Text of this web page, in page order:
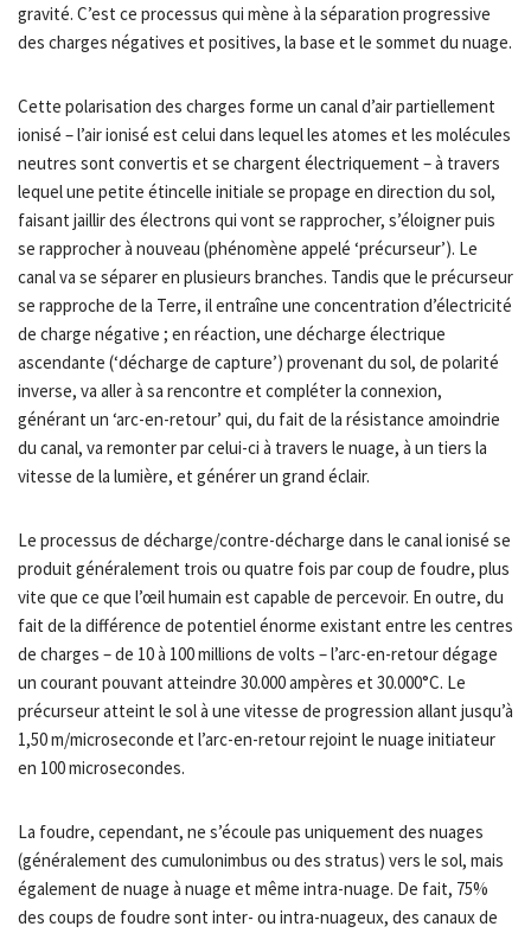
gravité. C’est ce processus qui mène à la séparation progressive
des charges négatives et positives, la base et le sommet du nuage.
Cette polarisation des charges forme un canal d’air partiellement
ionisé – l’air ionisé est celui dans lequel les atomes et les molécules
neutres sont convertis et se chargent électriquement – à travers
lequel une petite étincelle initiale se propage en direction du sol,
faisant jaillir des électrons qui vont se rapprocher, s’éloigner puis
se rapprocher à nouveau (phénomène appelé ‘précurseur’). Le
canal va se séparer en plusieurs branches. Tandis que le précurseur
se rapproche de la Terre, il entraîne une concentration d’électricité
de charge négative ; en réaction, une décharge électrique
ascendante (‘décharge de capture’) provenant du sol, de polarité
inverse, va aller à sa rencontre et compléter la connexion,
générant un ‘arc-en-retour’ qui, du fait de la résistance amoindrie
du canal, va remonter par celui-ci à travers le nuage, à un tiers la
vitesse de la lumière, et générer un grand éclair.
Le processus de décharge/contre-décharge dans le canal ionisé se
produit généralement trois ou quatre fois par coup de foudre, plus
vite que ce que l’œil humain est capable de percevoir. En outre, du
fait de la différence de potentiel énorme existant entre les centres
de charges – de 10 à 100 millions de volts – l’arc-en-retour dégage
un courant pouvant atteindre 30.000 ampères et 30.000°C. Le
précurseur atteint le sol à une vitesse de progression allant jusqu’à
1,50 m/microseconde et l’arc-en-retour rejoint le nuage initiateur
en 100 microsecondes.
La foudre, cependant, ne s’écoule pas uniquement des nuages
(généralement des cumulonimbus ou des stratus) vers le sol, mais
également de nuage à nuage et même intra-nuage. De fait, 75%
des coups de foudre sont inter- ou intra-nuageux, des canaux de